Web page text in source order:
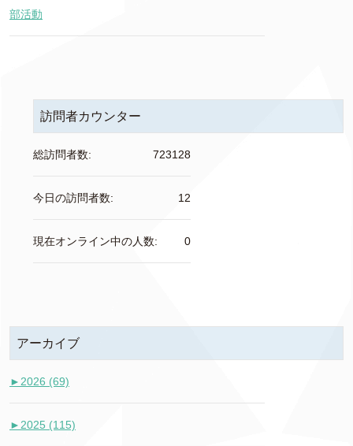
部活動
訪問者カウンター
723128
総訪問者数:
12
今日の訪問者数:
0
現在オンライン中の人数:
アーカイブ
► 2026 (69)
► 2025 (115)